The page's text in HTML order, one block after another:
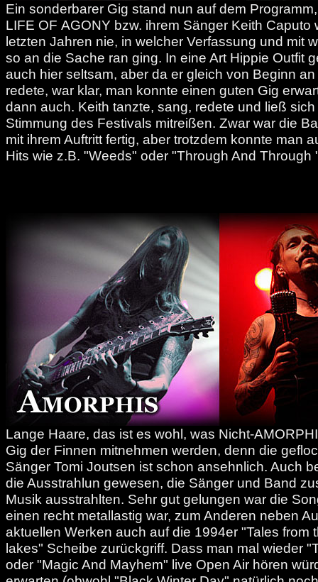
Ein sonderbarer Gig stand nun auf dem
LIFE OF AGONY bzw. ihrem Sänger Keith Caputo
letzten Jahren nie, in welcher Verfassung und mit
so an die Sache ran ging. In eine Art Hippie Outfit
auch hier seltsam, aber da er gleich von Beginn
redete, war klar, man konnte einen guten Gig
dann auch. Keith tanzte, sang, redete und ließ
Stimmung des Festivals mitreißen. Zwar war die
mit ihrem Auftritt fertig, aber trotzdem konnte man
Hits wie z.B. "Weeds" oder "Through And Through
Lange Haare, das ist es wohl, was Nicht-
Gig der Finnen mitnehmen werden, denn die
Sänger Tomi Joutsen ist schon ansehnlich. Auch
die Ausstrahlun gewesen, die Sänger und Band
Musik ausstrahlten. Sehr gut gelungen war die
einen recht metallastig war, zum Anderen neben
aktuellen Werken auch auf die 1994er "Tales from
lakes" Scheibe zurückgriff. Dass man mal wieder
oder "Magic And Mayhem" live Open Air hören